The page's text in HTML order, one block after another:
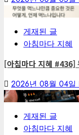
게재된 글
아침마다 지혜
[아침마다 지혜 #436]
2026년 08월 04일
1
게재된 글
아침마다 지혜